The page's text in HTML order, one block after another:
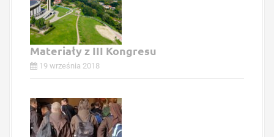
Materiały z III Kongresu
19 września 2018